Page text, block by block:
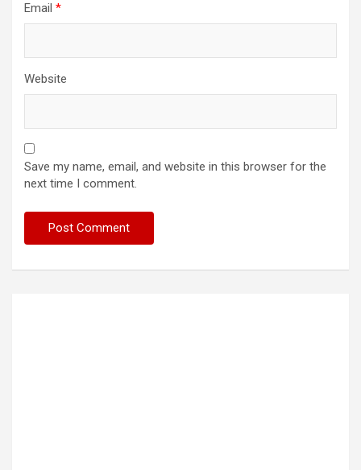
Email *
Website
Save my name, email, and website in this browser for the
next time I comment.